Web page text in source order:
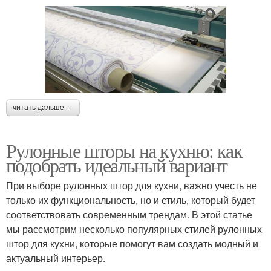
читать дальше →
Рулонные шторы на кухню: как
подобрать идеальный вариант
При выборе рулонных штор для кухни, важно учесть не
только их функциональность, но и стиль, который будет
соответствовать современным трендам. В этой статье
мы рассмотрим несколько популярных стилей рулонных
штор для кухни, которые помогут вам создать модный и
актуальный интерьер.